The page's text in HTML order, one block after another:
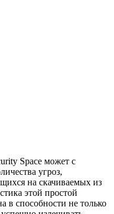
Space может с
угроз,
на скачиваемых из
этой простой
в способности не только